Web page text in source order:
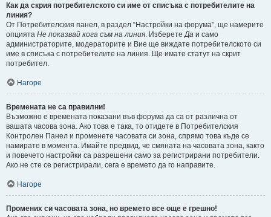
Как да скрия потребителското си име от списъка с потребителите на
линия?
От Потребителския панел, в раздел “Настройки на форума”, ще намерите
опцията Не показвай кога съм на линия . Изберете Да и само
администраторите, модераторите и Вие ще виждате потребителското си
име в списъка с потребителите на линия. Ще имате статут на скрит
потребител.
Нагоре
Времената не са правилни!
Възможно е времената показани във форума да са от различна от
вашата часова зона. Ако това е така, то отидете в Потребителския
Контролен Панел и променете часовата си зона, спрямо това къде се
намирате в момента. Имайте предвид, че смяната на часовата зона, както
и повечето настройки са разрешени само за регистрирани потребители.
Ако не сте се регистрирали, сега е времето да го направите.
Нагоре
Промених си часовата зона, но времето все още е грешно!